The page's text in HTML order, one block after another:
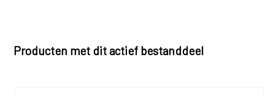
Producten met dit actief bestanddeel